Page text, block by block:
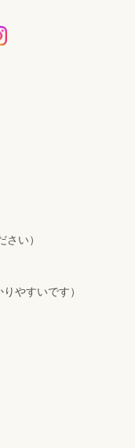
い）
やすいです）